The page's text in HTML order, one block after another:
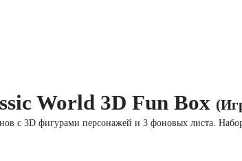
World 3D Fun Box
с 3D фигурами персонажей и 3 фоновых листа.